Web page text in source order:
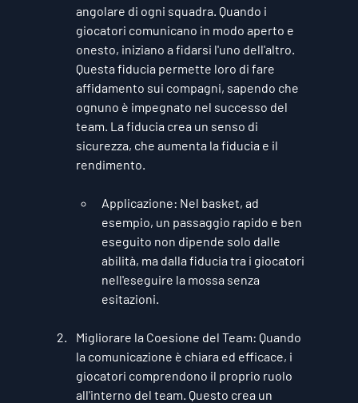
angolare di ogni squadra. Quando i
giocatori comunicano in modo aperto e
onesto, iniziano a fidarsi l'uno dell'altro.
Questa fiducia permette loro di fare
affidamento sui compagni, sapendo che
ognuno è impegnato nel successo del
team. La fiducia crea un senso di
sicurezza, che aumenta la fiducia e il
rendimento.
Applicazione: Nel basket, ad
esempio, un passaggio rapido e ben
eseguito non dipende solo dalle
abilità, ma dalla fiducia tra i giocatori
nell'eseguire la mossa senza
esitazioni.
Migliorare la Coesione del Team: Quando
la comunicazione è chiara ed efficace, i
giocatori comprendono il proprio ruolo
all'interno del team. Questo crea un